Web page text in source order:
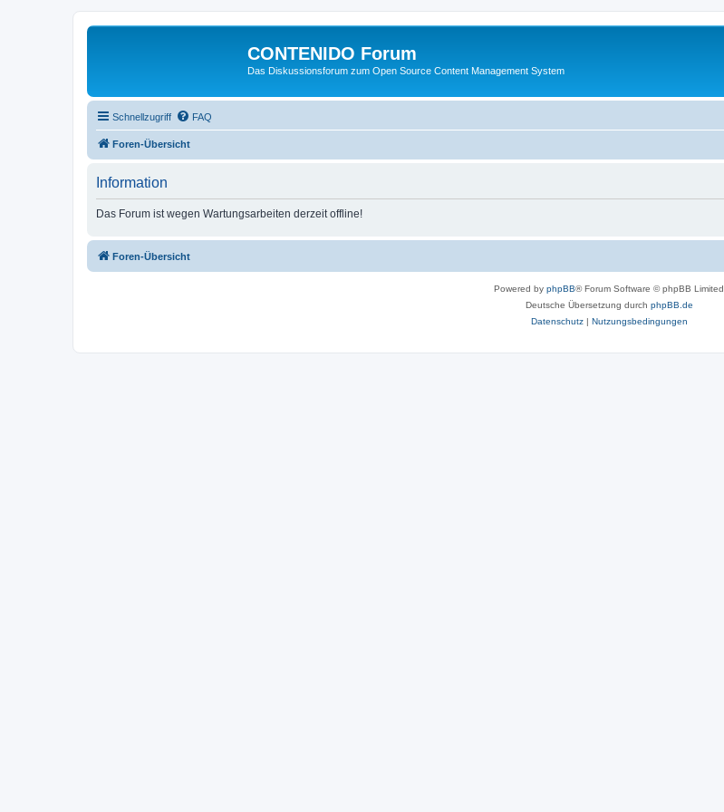
CONTENIDO Forum
Das Diskussionsforum zum Open Source Content Management System
Schnellzugriff FAQ
Foren-Übersicht
Information
Das Forum ist wegen Wartungsarbeiten derzeit offline!
Foren-Übersicht
Powered by phpBB® Forum Software © phpBB Limited
Deutsche Übersetzung durch phpBB.de
Datenschutz| Nutzungsbedingungen